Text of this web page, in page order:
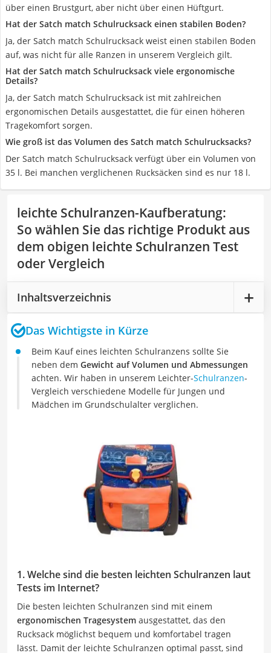
über einen Brustgurt, aber nicht über einen Hüftgurt.
Hat der Satch match Schulrucksack einen stabilen Boden?
Ja, der Satch match Schulrucksack weist einen stabilen Boden
auf, was nicht für alle Ranzen in unserem Vergleich gilt.
Hat der Satch match Schulrucksack viele ergonomische
Details?
Ja, der Satch match Schulrucksack ist mit zahlreichen
ergonomischen Details ausgestattet, die für einen höheren
Tragekomfort sorgen.
Wie groß ist das Volumen des Satch match Schulrucksacks?
Der Satch match Schulrucksack verfügt über ein Volumen von
35 l. Bei manchen verglichenen Rucksäcken sind es nur 18 l.
leichte Schulranzen-Kaufberatung:
So wählen Sie das richtige Produkt aus
dem obigen leichte Schulranzen Test
oder Vergleich
Inhaltsverzeichnis
Das Wichtigste in Kürze
Beim Kauf eines leichten Schulranzens sollte Sie
neben dem Gewicht auf Volumen und Abmessungen
achten. Wir haben in unserem Leichter-Schulranzen-
Vergleich verschiedene Modelle für Jungen und
Mädchen im Grundschulalter verglichen.
1. Welche sind die besten leichten Schulranzen laut
Tests im Internet?
Die besten leichten Schulranzen sind mit einem
ergonomischen Tragesystem ausgestattet, das den
Rucksack möglichst bequem und komfortabel tragen
lässt. Damit der leichte Schulranzen optimal passt, sind